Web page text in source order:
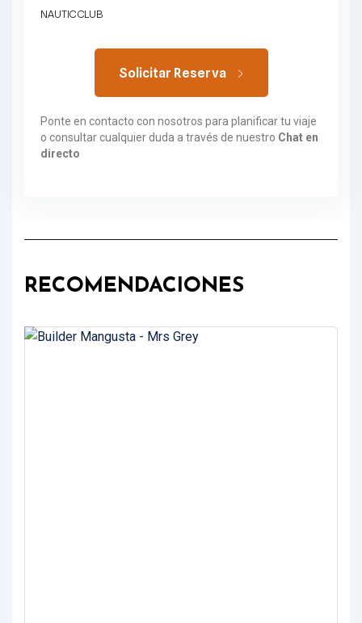
NAUTIC CLUB
Solicitar Reserva
Ponte en contacto con nosotros para planificar tu viaje
o consultar cualquier duda a través de nuestro Chat en
directo
RECOMENDACIONES